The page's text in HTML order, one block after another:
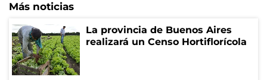
Más noticias
La provincia de Buenos Aires
realizará un Censo Hortiflorícola